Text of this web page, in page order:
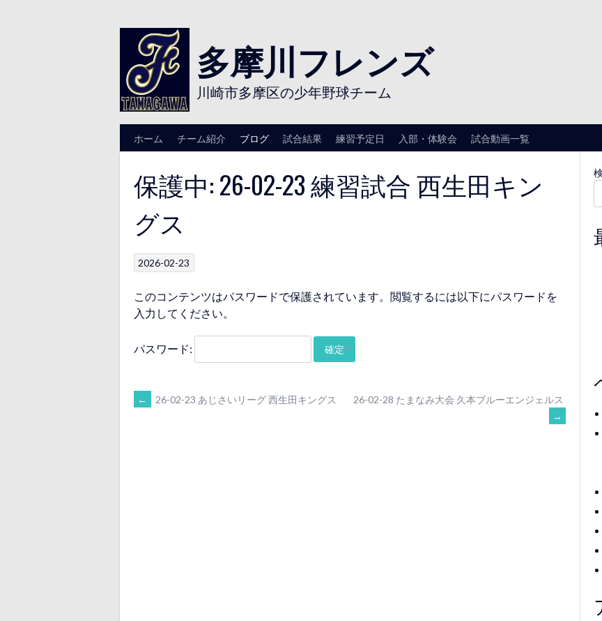
多摩川フレンズ
川崎市多摩区の少年野球チーム
ホーム チーム紹介 ブログ 試合結果 練習予定日 入部・体験会 試合動画一覧
保護中: 26-02-23 練習試合 西生田キン
グス
2026-02-23
このコンテンツはパスワードで保護されています。閲覧するには以下にパスワードを
入力してください。
パスワード:
POST
← 26-02-23 あじさいリーグ 西生田キングス
26-02-28 たまなみ大会 久本ブルーエンジェルス
→